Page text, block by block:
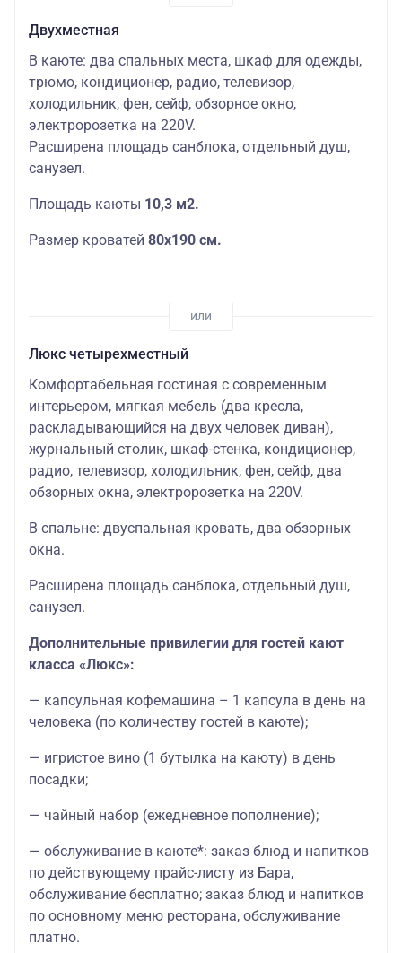
Двухместная
В каюте: два спальных места, шкаф для одежды,
трюмо, кондиционер, радио, телевизор,
холодильник, фен, сейф, обзорное окно,
электророзетка на 220V.
Расширена площадь санблока, отдельный душ,
санузел.
Площадь каюты 10,3 м2.
Размер кроватей 80х190 см.
Люкс четырехместный
Комфортабельная гостиная с современным
интерьером, мягкая мебель (два кресла,
раскладывающийся на двух человек диван),
журнальный столик, шкаф-стенка, кондиционер,
радио, телевизор, холодильник, фен, сейф, два
обзорных окна, электророзетка на 220V.
В спальне: двуспальная кровать, два обзорных
окна.
Расширена площадь санблока, отдельный душ,
санузел.
Дополнительные привилегии для гостей кают
класса «Люкс»:
— капсульная кофемашина – 1 капсула в день на
человека (по количеству гостей в каюте);
— игристое вино (1 бутылка на каюту) в день
посадки;
— чайный набор (ежедневное пополнение);
— обслуживание в каюте*: заказ блюд и напитков
по действующему прайс-листу из Бара,
обслуживание бесплатно; заказ блюд и напитков
по основному меню ресторана, обслуживание
платно.